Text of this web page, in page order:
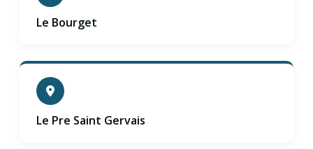
Le Bourget
Le Pre Saint Gervais